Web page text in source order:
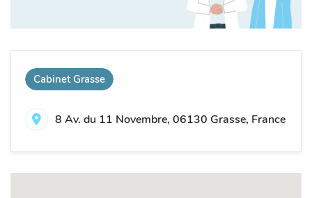
Cabinet Grasse
8 Av. du 11 Novembre, 06130 Grasse, France